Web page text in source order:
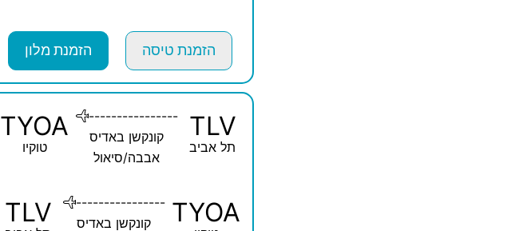
הזמנת טיסה הזמנת מלון
TLV
תל אביב
----------------
קונקשן באדיס
אבבה/סיאול
TYOA
טוקיו
TYOA
----------------
קונקשן באדיס
TLV